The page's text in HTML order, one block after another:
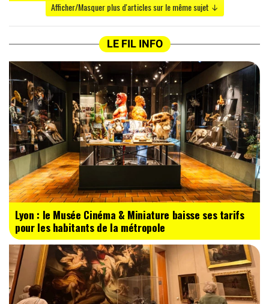
Afficher/Masquer plus d'articles sur le même sujet ↓
LE FIL INFO
Lyon : le Musée Cinéma & Miniature baisse ses tarifs
pour les habitants de la métropole